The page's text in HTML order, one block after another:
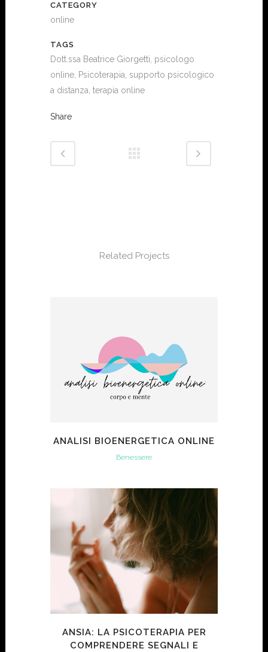
CATEGORY
online
TAGS
Dott.ssa Beatrice Giorgetti, psicologo
online, Psicoterapia, supporto psicologico
a distanza, terapia online
Share
Related Projects
ANALISI BIOENERGETICA ONLINE
Benessere
ANSIA: LA PSICOTERAPIA PER
COMPRENDERE SEGNALI E